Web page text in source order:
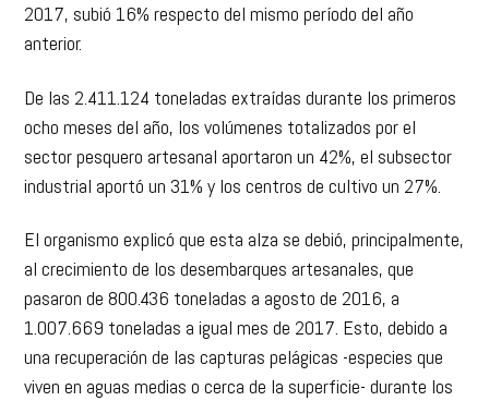
2017, subió 16% respecto del mismo período del año
anterior.
De las 2.411.124 toneladas extraídas durante los primeros
ocho meses del año, los volúmenes totalizados por el
sector pesquero artesanal aportaron un 42%, el subsector
industrial aportó un 31% y los centros de cultivo un 27%.
El organismo explicó que esta alza se debió, principalmente,
al crecimiento de los desembarques artesanales, que
pasaron de 800.436 toneladas a agosto de 2016, a
1.007.669 toneladas a igual mes de 2017. Esto, debido a
una recuperación de las capturas pelágicas -especies que
viven en aguas medias o cerca de la superficie- durante los